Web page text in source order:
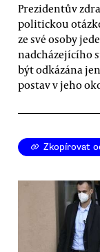
Prezidentův
politickou
ze své osoby
nadcházejícího
být odkázána
postav v jeho
Zkopírovat